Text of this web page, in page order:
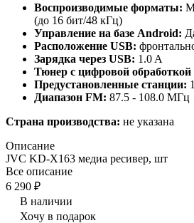
Воспроизводимые форматы:
(до 16 бит/48 кГц)
Управление на базе Android:
Расположение USB:
Зарядка через USB: 1.0 A
Тюнер с цифровой обработкой
Предустановленные станции:
Диапазон FM: 87.5 - 108.0 МГц
Страна производства: не указана
Описание
JVC KD-X163 медиа ресивер, шт
Все описание
6 290 ₽
В наличии
Хочу в подарок